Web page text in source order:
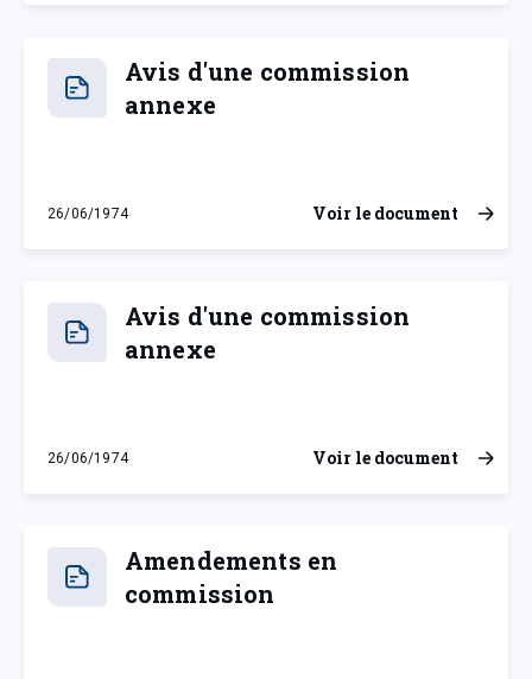
Avis d'une commission
annexe
26/06/1974
mercredi 26 juin 1974
Voir le document
Avis d'une commission
annexe
26/06/1974
mercredi 26 juin 1974
Voir le document
Amendements en
commission